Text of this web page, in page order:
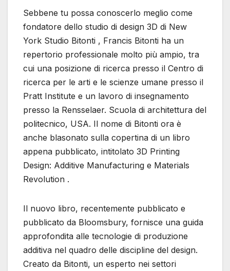
Sebbene tu possa conoscerlo meglio come
fondatore dello studio di design 3D di New
York Studio Bitonti , Francis Bitonti ha un
repertorio professionale molto più ampio, tra
cui una posizione di ricerca presso il Centro di
ricerca per le arti e le scienze umane presso il
Pratt Institute e un lavoro di insegnamento
presso la Rensselaer. Scuola di architettura del
politecnico, USA. Il nome di Bitonti ora è
anche blasonato sulla copertina di un libro
appena pubblicato, intitolato 3D Printing
Design: Additive Manufacturing e Materials
Revolution .
Il nuovo libro, recentemente pubblicato e
pubblicato da Bloomsbury, fornisce una guida
approfondita alle tecnologie di produzione
additiva nel quadro delle discipline del design.
Creato da Bitonti, un esperto nei settori